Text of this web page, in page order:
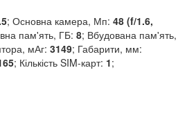
; Основна камера, Мп: 48 (f/1.6,
пам'ять, ГБ: 8; Вбудована пам'ять,
мАг: 3149; Габарити, мм:
; Кількість SIM-карт: 1;